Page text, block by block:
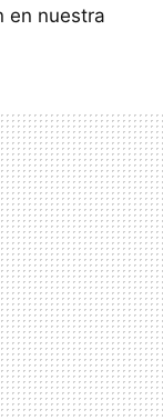
en nuestra